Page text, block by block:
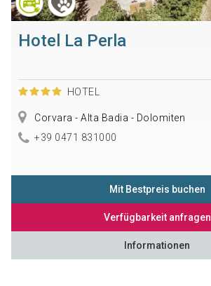
Hotel La Perla
HOTEL
Corvara - Alta Badia - Dolomiten
+39 0471 831000
Mit Bestpreis buchen
Verfügbarkeit anfragen
Informationen